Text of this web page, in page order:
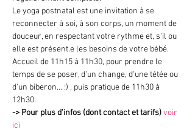
Le yoga postnatal est une invitation à se
reconnecter à soi, à son corps, un moment de
douceur, en respectant votre rythme et, s'il ou
elle est présent.e les besoins de votre bébé.
Accueil de 11h15 à 11h30, pour prendre le
temps de se poser, d'un change, d'une tétée ou
d'un biberon... :) , puis pratique de 11h30 à
12h30.
-> Pour plus d'infos (dont contact et tarifs)voir
ici